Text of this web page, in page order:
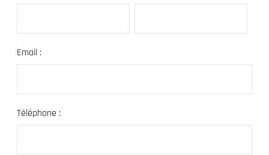
Email :
Téléphone :